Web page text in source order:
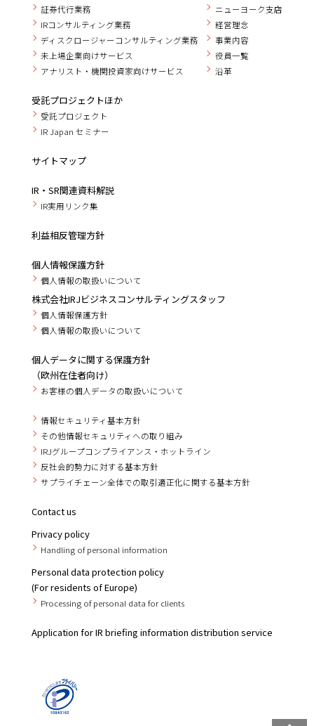
証券代行業務
IRコンサルティング業務
ディスクロージャーコンサルティング業務
未上場企業向けサービス
アナリスト・機関投資家向けサービス
受託プロジェクトほか
受託プロジェクト
IR Japan セミナー
ニューヨーク支店
経営理念
事業内容
役員一覧
沿革
サイトマップ
IR・SR関連資料解説
IR実用リンク集
利益相反管理方針
個人情報保護方針
個人情報の取扱いについて
株式会社IRJビジネスコンサルティングスタッフ
個人情報保護方針
個人情報の取扱いについて
個人データに関する保護方針
（欧州在住者向け）
お客様の個人データの取扱いについて
情報セキュリティ基本方針
その他情報セキュリティへの取り組み
IRJグループコンプライアンス・ホットライン
反社会的勢力に対する基本方針
サプライチェーン全体での取引適正化に関する基本方針
Contact us
Privacy policy
Handling of personal information
Personal data protection policy
(For residents of Europe)
Processing of personal data for clients
Application for IR briefing information distribution service